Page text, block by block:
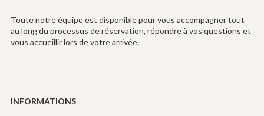
Toute notre équipe est disponible pour vous accompagner tout
au long du processus de réservation, répondre à vos questions et
vous accueillir lors de votre arrivée.
INFORMATIONS